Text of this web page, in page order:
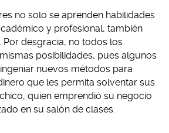
no solo se aprenden habilidades
y profesional, también
Por desgracia, no todos los
posibilidades, pues algunos
nuevos métodos para
que les permita solventar sus
quien emprendió su negocio
en su salón de clases.